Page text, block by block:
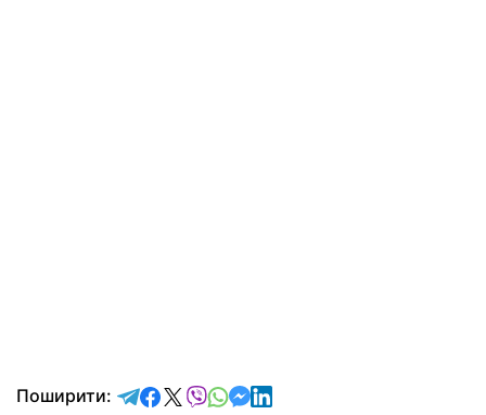
Поширити: відправити у Telegram
поділитись у Facebook
поділитись у X
відправити у Viber
відправити у Whatsapp
відправити у Messenger
відправити у LinkedIn